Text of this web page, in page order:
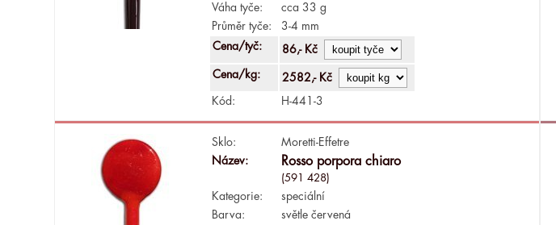
Váha tyče:
cca 33 g
Průměr tyče:
3-4 mm
Cena/tyč:
86,- Kč
Cena/kg: 2582,- Kč
Kód: H-441-3
Sklo:
Moretti-Effetre
Název:
Rosso porpora chiaro
(591 428)
Kategorie:
speciální
Barva:
světle červená